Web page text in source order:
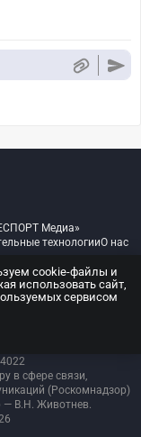
Медиа»
технологииО нас
защищены
средств массовой
022
в сфере связи,
(Роскомнадзор)
— В.Н. Животнев.
cookie-файлы и
использовать сайт,
сервисом